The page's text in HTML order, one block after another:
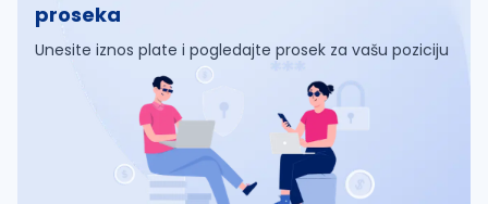
proseka
Unesite iznos plate i pogledajte prosek za vašu poziciju